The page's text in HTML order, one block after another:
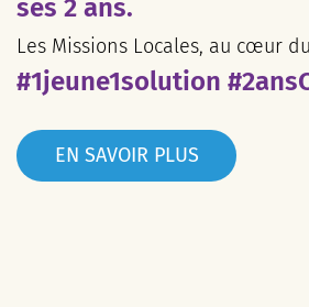
ses 2 ans.
Les Missions Locales, au cœur
#1jeune1solution
EN SAVOIR PLUS